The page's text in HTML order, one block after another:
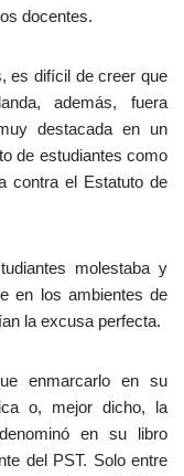
docentes.
es difícil de creer que
además, fuera
destacada en un
de estudiantes como
contra el Estatuto de
molestaba y
en los ambientes de
la excusa perfecta.
enmarcarlo en su
o, mejor dicho, la
en su libro
del PST. Solo entre